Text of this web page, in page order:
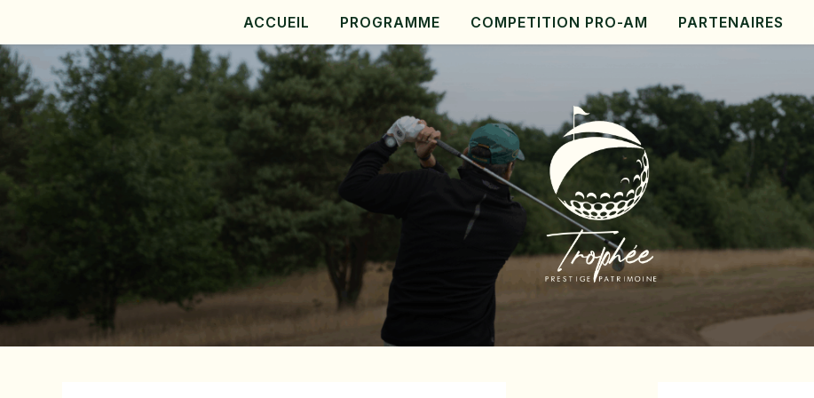
ACCUEIL PROGRAMME COMPETITION PRO-AM PARTENAIRES